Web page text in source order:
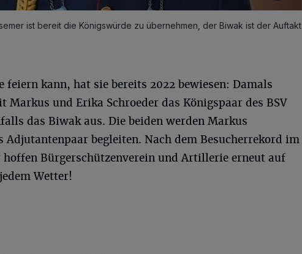
ist bereit die Königswürde zu übernehmen, der Biwak ist der Auftakt
feiern kann, hat sie bereits 2022 bewiesen: Damals
Markus und Erika Schroeder das Königspaar des BSV
das Biwak aus. Die beiden werden Markus
Adjutantenpaar begleiten. Nach dem Besucherrekord im
hoffen Bürgerschützenverein und Artillerie erneut auf
Wetter!